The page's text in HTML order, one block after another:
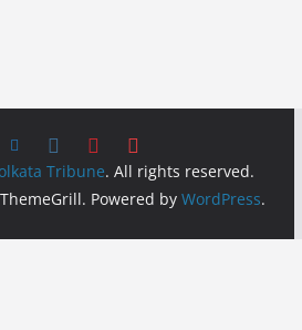
Tribune. All rights reserved.
Powered by WordPress.